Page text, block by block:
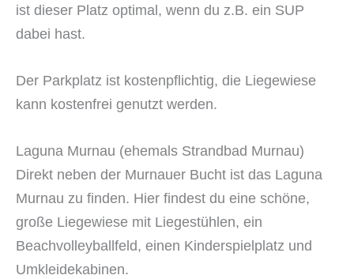
ist dieser Platz optimal, wenn du z.B. ein SUP
dabei hast.
Der Parkplatz ist kostenpflichtig, die Liegewiese
kann kostenfrei genutzt werden.
Laguna Murnau (ehemals Strandbad Murnau)
Direkt neben der Murnauer Bucht ist das Laguna
Murnau zu finden. Hier findest du eine schöne,
große Liegewiese mit Liegestühlen, ein
Beachvolleyballfeld, einen Kinderspielplatz und
Umkleidekabinen.